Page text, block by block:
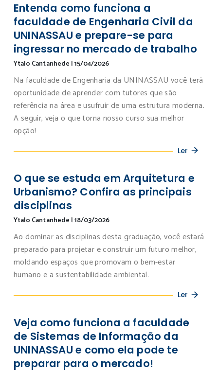
Entenda como funciona a
faculdade de Engenharia Civil da
UNINASSAU e prepare-se para
ingressar no mercado de trabalho
Ytalo Cantanhede |15/04/2026
Na faculdade de Engenharia da UNINASSAU você terá
oportunidade de aprender com tutores que são
referência na área e usufruir de uma estrutura moderna.
A seguir, veja o que torna nosso curso sua melhor
opção!
Ler
O que se estuda em Arquitetura e
Urbanismo? Confira as principais
disciplinas
Ytalo Cantanhede |18/03/2026
Ao dominar as disciplinas desta graduação, você estará
preparado para projetar e construir um futuro melhor,
moldando espaços que promovam o bem-estar
humano e a sustentabilidade ambiental.
Ler
Veja como funciona a faculdade
de Sistemas de Informação da
UNINASSAU e como ela pode te
preparar para o mercado!